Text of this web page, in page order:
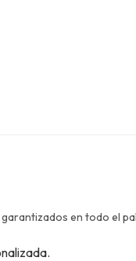
en todo el